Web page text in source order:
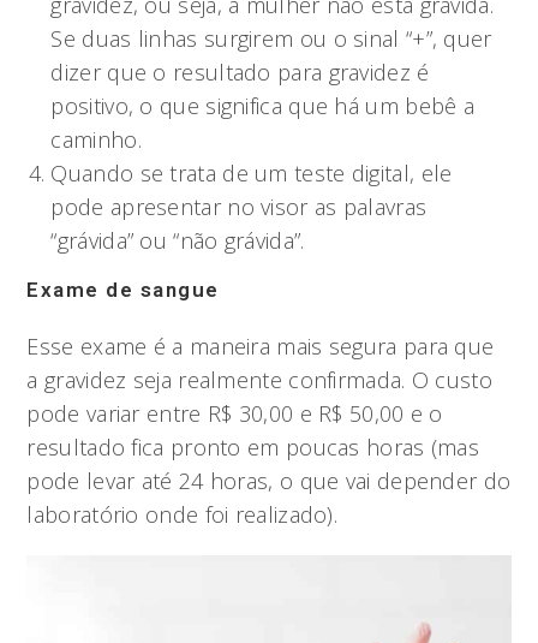
Se duas linhas surgirem ou o sinal “+”, quer
dizer que o resultado para gravidez é
positivo, o que significa que há um bebê a
caminho.
Quando se trata de um teste digital, ele
pode apresentar no visor as palavras
“grávida” ou “não grávida”.
Exame de sangue
Esse exame é a maneira mais segura para que
a gravidez seja realmente confirmada. O custo
pode variar entre R$ 30,00 e R$ 50,00 e o
resultado fica pronto em poucas horas (mas
pode levar até 24 horas, o que vai depender do
laboratório onde foi realizado).